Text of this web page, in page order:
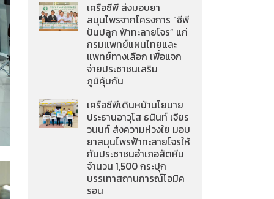
เครือซีพี ส่งมอบยา
สมุนไพรจากโครงการ “ซีพี
ปันปลูก ฟ้าทะลายโจร” แก่
กรมแพทย์แผนไทยและ
แพทย์ทางเลือก เพื่อแจก
จ่ายประชาชนเสริม
ภูมิคุ้มกัน
เครือซีพีเดินหน้านโยบาย
ประธานอาวุโส ธนินท์ เจียร
วนนท์ ส่งความห่วงใย มอบ
ยาสมุนไพรฟ้าทะลายโจรให้
กับประชาชนอำเภอสัตหีบ
จำนวน 1,500 กระปุก
บรรเทาสถานการณ์โอมิค
รอน